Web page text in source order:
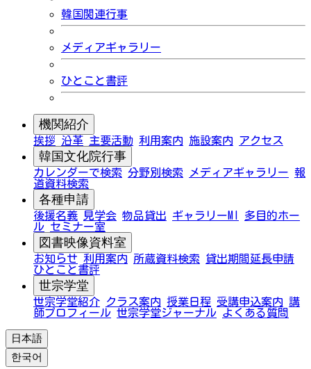
韓国関連行事
メディアギャラリー
ひとこと書評
機関紹介
挨拶 沿革 主要活動 利用案内 施設案内 アクセス
韓国文化院行事
カレンダーで検索 分野別検索 メディアギャラリー 報
道資料検索
各種申請
後援名義 見学会 物品貸出 ギャラリーMI
多目的ホー
ル セミナー室
図書映像資料室
お知らせ 利用案内 所蔵資料検索
貸出期間延長申請
ひとこと書評
世宗学堂
世宗学堂紹介 クラス案内 授業日程 受講申込案内 講
師プロフィール 世宗学堂ジャーナル よくある質問
日本語
한국어